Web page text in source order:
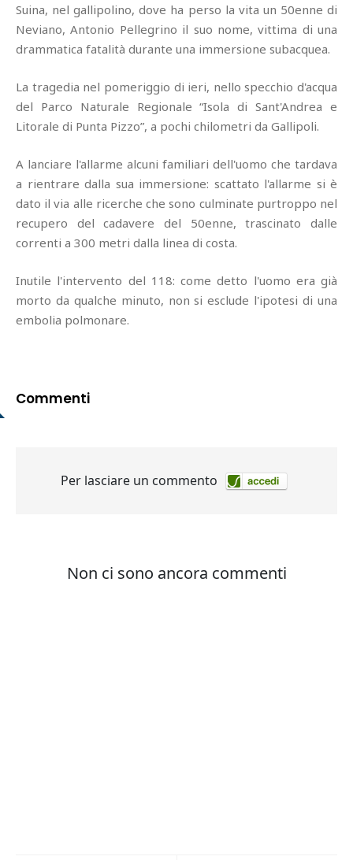
Suina, nel gallipolino, dove ha perso la vita un 50enne di
Neviano, Antonio Pellegrino il suo nome, vittima di una
drammatica fatalità durante una immersione subacquea.
La tragedia nel pomeriggio di ieri, nello specchio d'acqua
del Parco Naturale Regionale “Isola di Sant'Andrea e
Litorale di Punta Pizzo”, a pochi chilometri da Gallipoli.
A lanciare l'allarme alcuni familiari dell'uomo che tardava
a rientrare dalla sua immersione: scattato l'allarme si è
dato il via alle ricerche che sono culminate purtroppo nel
recupero del cadavere del 50enne, trascinato dalle
correnti a 300 metri dalla linea di costa.
Inutile l'intervento del 118: come detto l'uomo era già
morto da qualche minuto, non si esclude l'ipotesi di una
embolia polmonare.
Commenti